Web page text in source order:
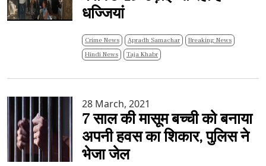
धज्जियां
Crime News Apradh Samachar
Breaking News
Hindi News
Taja Khabr
28 March, 2021
7 साल की मासूम बच्ची को बनाया
अपनी हवस का शिकार, पुलिस ने
भेजा जेल